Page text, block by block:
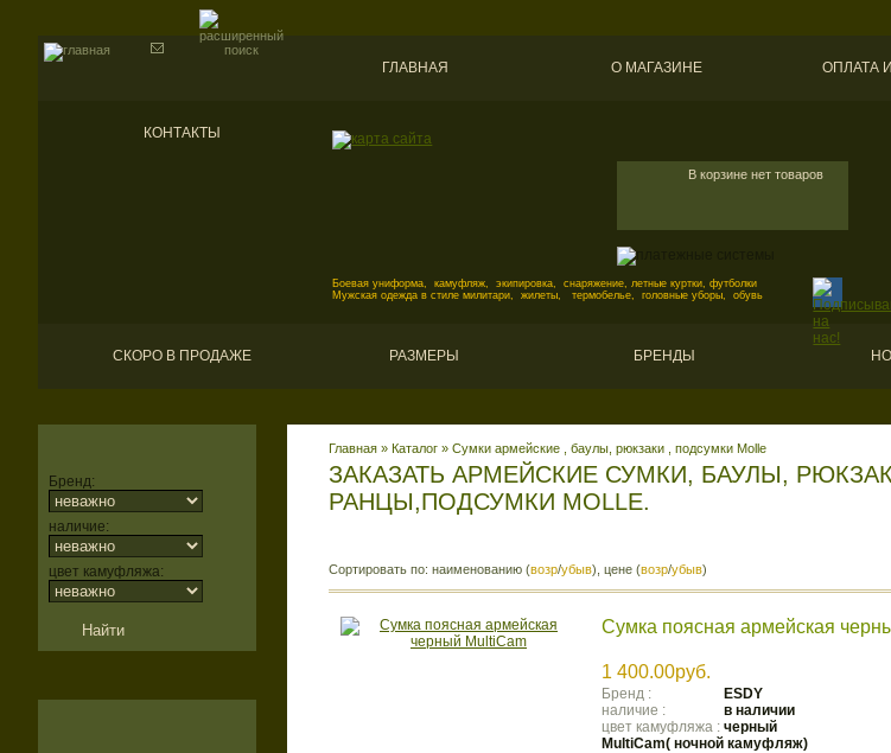
ГЛАВНАЯ О МАГАЗИНЕ ОПЛАТА
КОНТАКТЫ
В корзине нет товаров
Боевая униформа, камуфляж, экипировка, снаряжение, летные куртки, футболки
Мужская одежда в стиле милитари, жилеты, термобелье, головные уборы, обувь
СКОРО В ПРОДАЖЕ РАЗМЕРЫ БРЕНДЫ
Бренд:
наличие:
цвет камуфляжа:
ЗАКАЗАТЬ АРМЕЙСКИЕ СУМКИ, БАУЛЫ,
РАНЦЫ,ПОДСУМКИ MOLLE.
Главная » Каталог » Сумки армейские , баулы, рюкзаки , подсумки Molle
Сортировать по: наименованию (возр/убыв), цене (возр/убыв)
Сумка поясная армейская
1 400.00руб.
Бренд :
ESDY
наличие :
в наличии
цвет камуфляжа : черный
MultiCam( ночной камуфляж)